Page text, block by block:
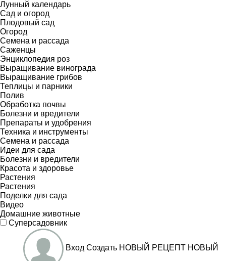
Лунный календарь
Сад и огород
Плодовый сад
Огород
Семена и рассада
Саженцы
Энциклопедия роз
Выращивание винограда
Выращивание грибов
Теплицы и парники
Полив
Обработка почвы
Болезни и вредители
Препараты и удобрения
Техника и инструменты
Семена и рассада
Идеи для сада
Болезни и вредители
Красота и здоровье
Растения
Растения
Поделки для сада
Видео
Домашние животные
Суперсадовник
Вход Создать НОВЫЙ РЕЦЕПТ НОВЫЙ